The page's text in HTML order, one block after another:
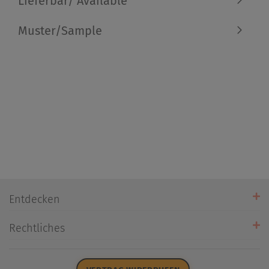
Muster/Sample
Entdecken
Öffnungszeiten
Rechtliches